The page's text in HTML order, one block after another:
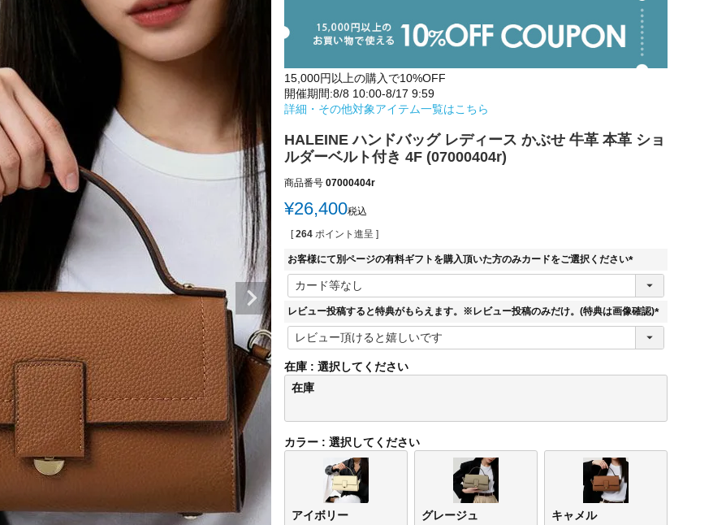
15,000円以上の購入で10%OFF
開催期間:8/8 10:00-8/17 9:59
詳細・その他対象アイテム一覧はこちら
HALEINE ハンドバッグ レディース かぶせ 牛革 本革 ショ
ルダーベルト付き 4F (07000404r)
商品番号 07000404r
¥26,400税込
[ 264 ポイント進呈 ]
お客様にて別ページの有料ギフトを購入頂いた方のみカードをご選択ください
(
須
レビュー投稿すると特典がもらえます。※レビュー投稿のみだけ。(特典は画像確認)
(
)
在庫
選択してください
在庫
カラー 選択してください
アイボリー グレージュ キャメル